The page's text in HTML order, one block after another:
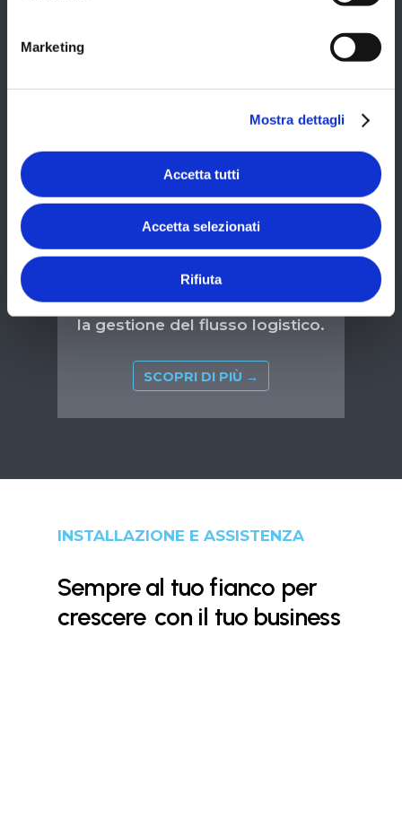
Marketing
Mostra dettagli
Accetta tutti
Accetta selezionati
Rifiuta
magazzino, fornendo
monitorare, analizzare e
prendere decisioni riguardanti
la gestione del flusso logistico.
SCOPRI DI PIÙ →
INSTALLAZIONE E ASSISTENZA
Sempre al tuo fianco per
crescere con il tuo business